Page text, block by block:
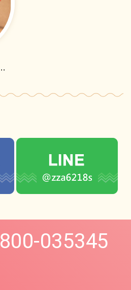
青雲」布沙發清洗
035345